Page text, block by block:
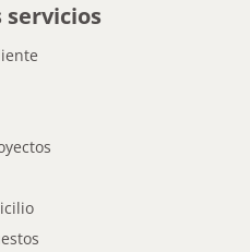
servicios